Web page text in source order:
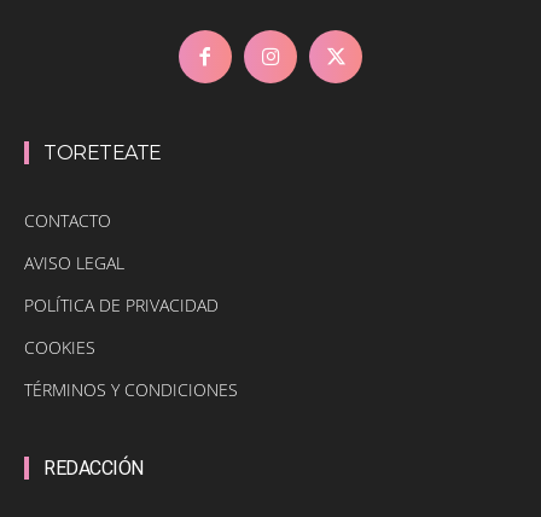
TORETEATE
CONTACTO
AVISO LEGAL
POLÍTICA DE PRIVACIDAD
COOKIES
TÉRMINOS Y CONDICIONES
REDACCIÓN